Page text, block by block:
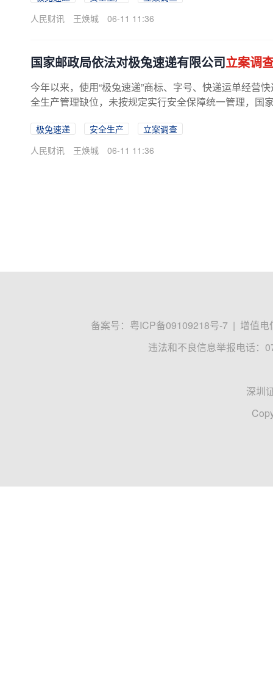
人民财讯
王焕城 06-11 11:36
国家邮政局依法对极兔速递有限公司立案调
今年以来，使用“极兔速递”商标、字号、快递运单经营
全生产管理缺位，未按规定实行安全保障统一管理，国
极兔速递 安全生产
立案调查
人民财讯
王焕城 06-11 11:36
备案号： 粤ICP备09109218号-7 | 增值电
违法和不良信息举报电话：
深圳